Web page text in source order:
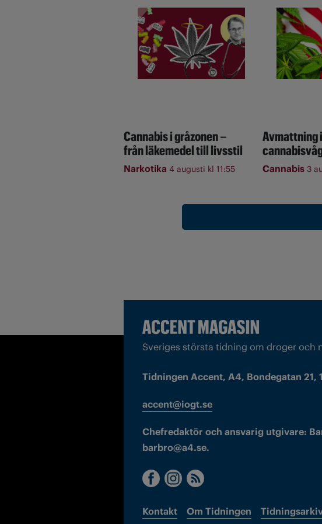
Cannabis i gråzonen –
från läkemedel till livsstil
Narkotika 4 augusti kl 11:55
Avmattning
Cannabis 3
Sveriges största tidning om droger och
Tidningen Accent, A4, Bondegatan 21,
accent@iogt.se
Chefredaktör och ansvarig utgivare:
barbro@a4.se.
Kontakt Om Tidningen